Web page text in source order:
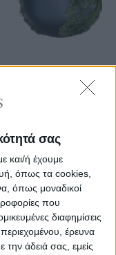
σας
και/ή έχουμε
όπως τα cookies,
όπως μοναδικοί
που
διαφημίσεις
έρευνα
την άδειά σας, εμείς
αναδείξει τον
θρέψη των φυτών
γεωργίας,
αξίες του
βρίσκεται